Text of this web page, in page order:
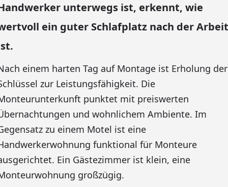
unterwegs ist, erkennt, wie
ein guter Schlafplatz nach der Arbeit
einem harten Tag auf Montage ist Erholung der
zur Leistungsfähigkeit. Die
punktet mit preiswerten
und wohnlichem Ambiente. Im
zu einem Motel ist eine
funktional für Monteure
Ein Gästezimmer ist klein, eine
großzügig.